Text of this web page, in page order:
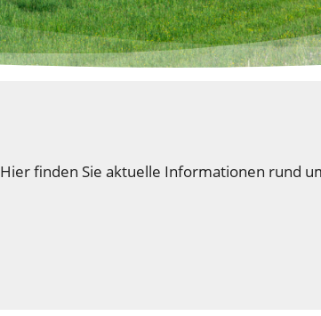
Hier finden Sie aktuelle Informationen rund